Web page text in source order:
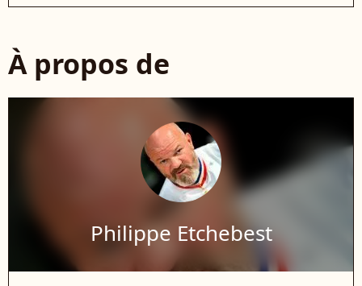
À propos de
Philippe Etchebest